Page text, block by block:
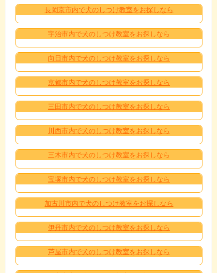
長岡京市内で犬のしつけ教室をお探しなら
宇治市内で犬のしつけ教室をお探しなら
向日市内で犬のしつけ教室をお探しなら
京都市内で犬のしつけ教室をお探しなら
三田市内で犬のしつけ教室をお探しなら
川西市内で犬のしつけ教室をお探しなら
三木市内で犬のしつけ教室をお探しなら
宝塚市内で犬のしつけ教室をお探しなら
加古川市内で犬のしつけ教室をお探しなら
伊丹市内で犬のしつけ教室をお探しなら
芦屋市内で犬のしつけ教室をお探しなら